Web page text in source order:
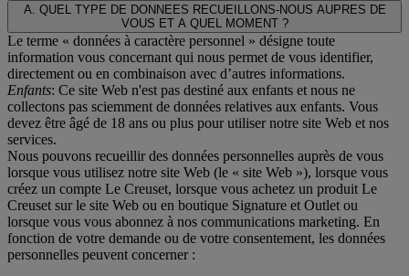
A. QUEL TYPE DE DONNEES RECUEILLONS-NOUS AUPRES DE
VOUS ET A QUEL MOMENT ?
Le terme « données à caractère personnel » désigne toute
information vous concernant qui nous permet de vous identifier,
directement ou en combinaison avec d’autres informations.
Enfants: Ce site Web n'est pas destiné aux enfants et nous ne
collectons pas sciemment de données relatives aux enfants. Vous
devez être âgé de 18 ans ou plus pour utiliser notre site Web et nos
services.
Nous pouvons recueillir des données personnelles auprès de vous
lorsque vous utilisez notre site Web (le « site Web »), lorsque vous
créez un compte Le Creuset, lorsque vous achetez un produit Le
Creuset sur le site Web ou en boutique Signature et Outlet ou
lorsque vous vous abonnez à nos communications marketing. En
fonction de votre demande ou de votre consentement, les données
personnelles peuvent concerner :